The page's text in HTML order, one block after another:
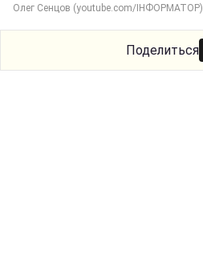
Олег Сенцов (youtube.com/ІНФОРМАТОР)
Поделиться